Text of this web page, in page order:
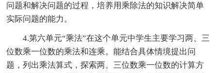
问题和解决问题的过程，培养用乘除法的知识解决简单
实际问题的能力。
4.第六单元“乘法”在这个单元中学生主要学习两、三
位数乘一位数的乘法和连乘。能结合具体情境提出问
题，列出乘法算式，探索两、三位数乘一位数的计算方